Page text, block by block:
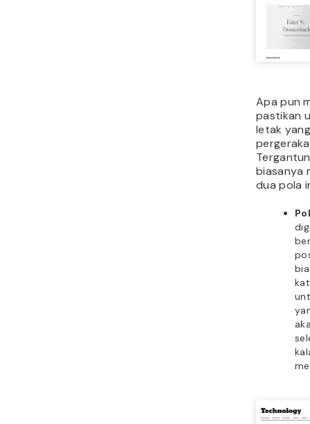
Apa pun
pastikan
letak
biasanya
dua pola